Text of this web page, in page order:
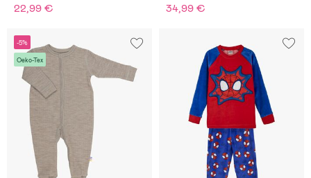
22,99 € 34,99 €
-5%
Oeko-Tex